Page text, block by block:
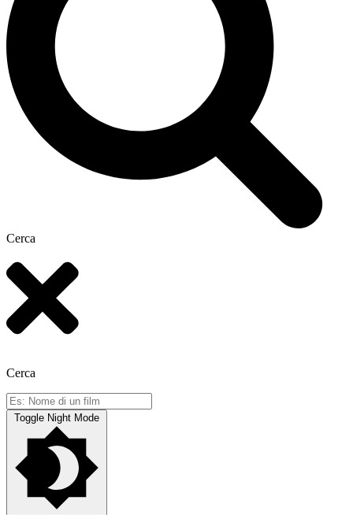
Cerca
Cerca
Toggle Night Mode